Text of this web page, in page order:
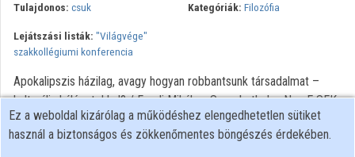
Tulajdonos: csuk Kategóriák: Filozófia
Lejátszási listák: "Világvége"
szakkollégiumi konferencia
Apokalipszis házilag, avagy hogyan robbantsunk társadalmat –
kulturális hálózatokkal? / Fresli Mihály. - Szombathely : NymE SEK,
2012. „Világvége" szakkollégiumi konferencia - TÁMOP 4.2.2. B–
10/1–2010–0018
Ez a weboldal kizárólag a működéshez elengedhetetlen sütiket
használ a biztonságos és zökkenőmentes böngészés érdekében.